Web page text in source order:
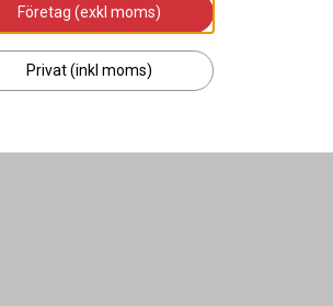
Företag (exkl moms)
Privat (inkl moms)